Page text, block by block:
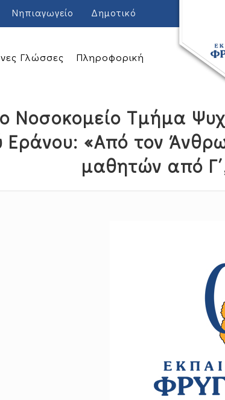
Νηπιαγωγείο Δημοτικό
Γλώσσες Πληροφορική
Νοσοκομείο Τμήμα
Εράνου: «Από τον
μαθητών από